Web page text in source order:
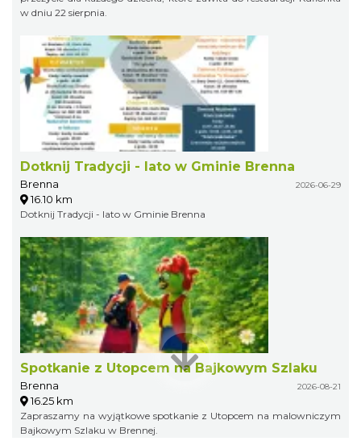
w dniu 22 sierpnia.
Dotknij Tradycji - lato w Gminie Brenna
Brenna 2026-06-29
16.10 km
Dotknij Tradycji - lato w Gminie Brenna
Spotkanie z Utopcem na Bajkowym Szlaku
Brenna 2026-08-21
16.25 km
Zapraszamy na wyjątkowe spotkanie z Utopcem na malowniczym
Bajkowym Szlaku w Brennej.